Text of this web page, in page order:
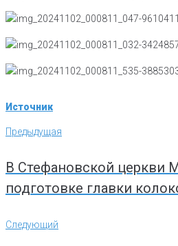
Источник
Навигация
записям
Предыдущая
Предыдущая
В Стефановской церкви
подготовке главки
Следующий
Следующий